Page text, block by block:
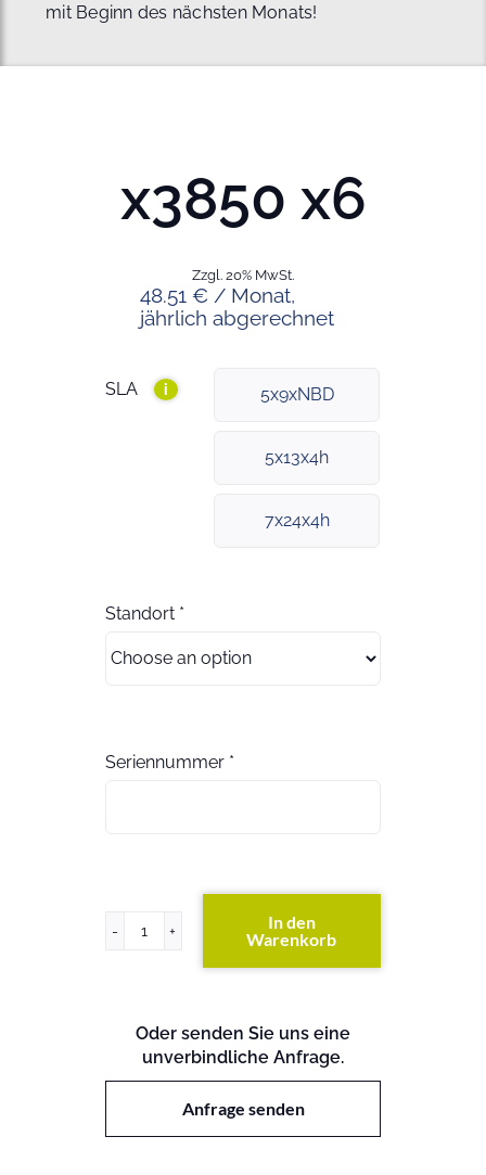
mit Beginn des nächsten Monats!
x3850 x6
48.51 € / Monat,
jährlich abgerechnet
Zzgl. 20% MwSt.
SLA i 5x9xNBD
5x13x4h
7x24x4h
Standort *
Seriennummer *
x3850
In den
Warenkorb
Oder senden Sie uns eine
unverbindliche Anfrage.
Anfrage senden